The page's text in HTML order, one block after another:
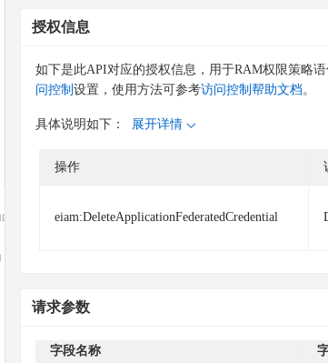
授权信息
如下是此API对应的授权信息，用于RAM权限策略语
问控制 设置，使用方法可参考访问控制帮助文档。
具体说明如下： 展开详情
操作
eiam:DeleteApplicationFederatedCredential
请求参数
字段名称